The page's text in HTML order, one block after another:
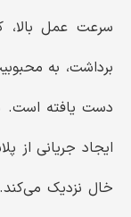
سرعت عمل بالا،
برداشت، به
دست یافته است.
ایجاد جریانی از
خال نزدیک می‌کند.